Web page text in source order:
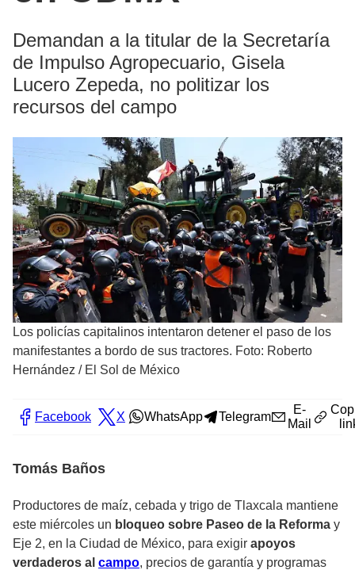
Demandan a la titular de la Secretaría
de Impulso Agropecuario, Gisela
Lucero Zepeda, no politizar los
recursos del campo
Los policías capitalinos intentaron detener el paso de los
manifestantes a bordo de sus tractores. Foto: Roberto
Hernández / El Sol de México
Facebook X WhatsApp Telegram
E-
Mail
Tomás Baños
Productores de maíz, cebada y trigo de Tlaxcala mantiene
este miércoles un bloqueo sobre Paseo de la Reforma y
Eje 2, en la Ciudad de México, para exigir apoyos
verdaderos al campo, precios de garantía y programas